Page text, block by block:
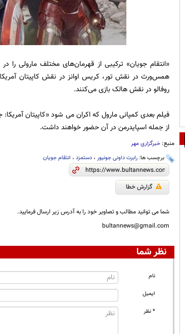
«انتقام جویان» ترکیبی از قهرمان‌های مختلف مارولی
همس‌ورث در نقش تور، کریس اوانز در نقش کاپیتان
روفالو در نقش هالک بازی می‌کنند.
از جمله اسپایدرمن در آن حضور خواهند داشت.
منبع: خبرگزاری مهر
برچسب ها: رابرت داونی جونیور، دستمزد، انتقام جویان
گزارش خطا
شما می توانید مطالب و تصاویر خود را به آدرس زیر ارسال فرمایید.
bultannews@gmail.com
نظر شما
نام
ایمیل
* نظر